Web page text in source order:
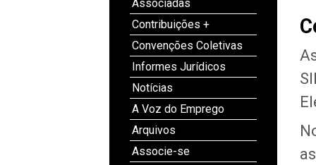
Associadas
Contribuições +
Convenções Coletivas
Informes Jurídicos
Notícias
A Voz do Emprego
Arquivos
Associe-se